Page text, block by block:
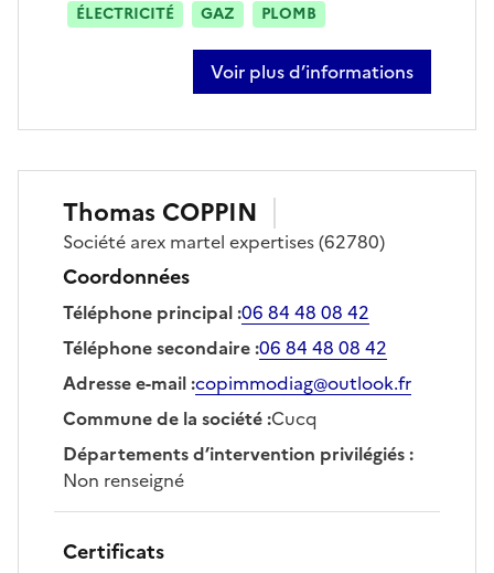
ÉLECTRICITÉ
GAZ PLOMB
Voir plus d’informations
sur stéphane castelein
Thomas COPPIN
Société arex martel expertises(62780)
Coordonnées
Téléphone principal:06 84 48 08 42
Téléphone secondaire:06 84 48 08 42
Adresse e-mail:copimmodiag@outlook.fr
Commune de la société:Cucq
Départements d’intervention privilégiés:
Non renseigné
Certificats